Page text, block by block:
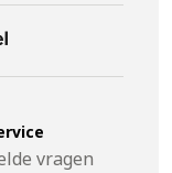
vragen